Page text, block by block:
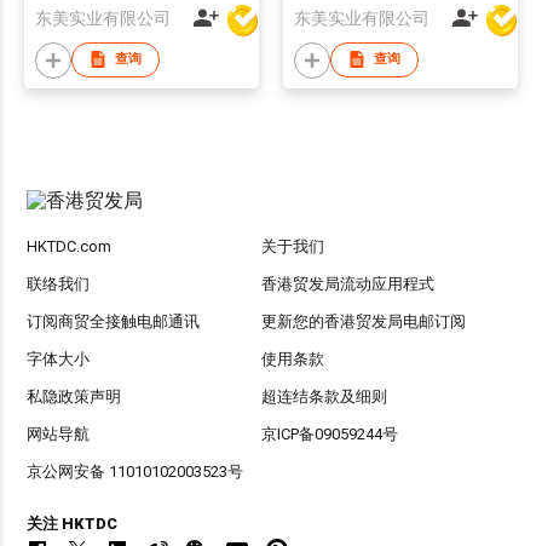
东美实业有限公司
查询
东美实业有限公司
查询
HKTDC.com 关于我们
联络我们 香港贸发局流动应用程式
订阅商贸全接触电邮通讯 更新您的香港贸发局电邮订阅
字体大小 使用条款
私隐政策声明 超连结条款及细则
网站导航 京ICP备09059244号
京公网安备 11010102003523号
关注 HKTDC